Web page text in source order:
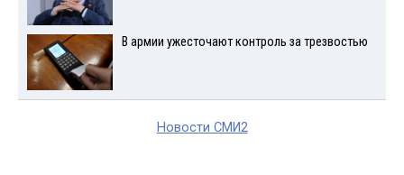
В армии ужесточают контроль за трезвостью
Новости СМИ2